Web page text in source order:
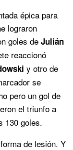
épica para
lograron
goles de Julián
reaccionó
y otro de
se
pero un gol de
el triunfo a
130 goles.
de lesión. Y